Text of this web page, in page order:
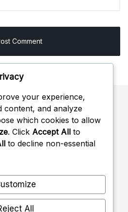
your experience,
content, and analyze
which cookies to allow
. Click Accept All to
to decline non-essential
All